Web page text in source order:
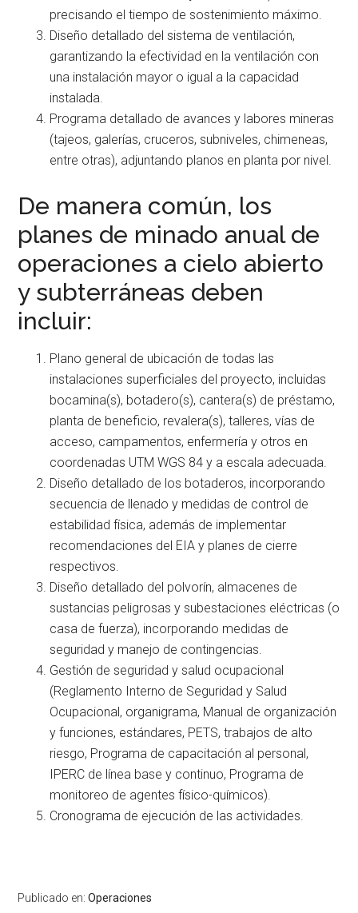
precisando el tiempo de sostenimiento máximo.
Diseño detallado del sistema de ventilación,
garantizando la efectividad en la ventilación con
una instalación mayor o igual a la capacidad
instalada.
Programa detallado de avances y labores mineras
(tajeos, galerías, cruceros, subniveles, chimeneas,
entre otras), adjuntando planos en planta por nivel.
De manera común, los
planes de minado anual de
operaciones a cielo abierto
y subterráneas deben
incluir:
Plano general de ubicación de todas las
instalaciones superficiales del proyecto, incluidas
bocamina(s), botadero(s), cantera(s) de préstamo,
planta de beneficio, revalera(s), talleres, vías de
acceso, campamentos, enfermería y otros en
coordenadas UTM WGS 84 y a escala adecuada.
Diseño detallado de los botaderos, incorporando
secuencia de llenado y medidas de control de
estabilidad física, además de implementar
recomendaciones del EIA y planes de cierre
respectivos.
Diseño detallado del polvorín, almacenes de
sustancias peligrosas y subestaciones eléctricas (o
casa de fuerza), incorporando medidas de
seguridad y manejo de contingencias.
Gestión de seguridad y salud ocupacional
(Reglamento Interno de Seguridad y Salud
Ocupacional, organigrama, Manual de organización
y funciones, estándares, PETS, trabajos de alto
riesgo, Programa de capacitación al personal,
IPERC de línea base y continuo, Programa de
monitoreo de agentes físico-químicos).
Cronograma de ejecución de las actividades.
Publicado en:Operaciones